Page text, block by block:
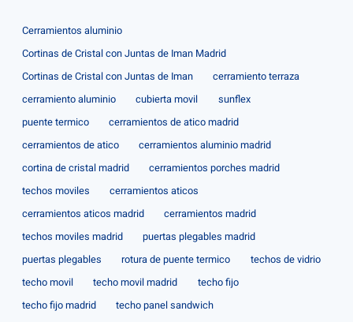
Cerramientos aluminio
Cortinas de Cristal con Juntas de Iman Madrid
Cortinas de Cristal con Juntas de Iman
cerramiento terraza
cerramiento aluminio
cubierta movil
sunflex
puente termico
cerramientos de atico madrid
cerramientos de atico
cerramientos aluminio madrid
cortina de cristal madrid
cerramientos porches madrid
techos moviles
cerramientos aticos
cerramientos aticos madrid
cerramientos madrid
techos moviles madrid
puertas plegables madrid
puertas plegables
rotura de puente termico
techos de vidrio
techo movil
techo movil madrid
techo fijo
techo fijo madrid
techo panel sandwich